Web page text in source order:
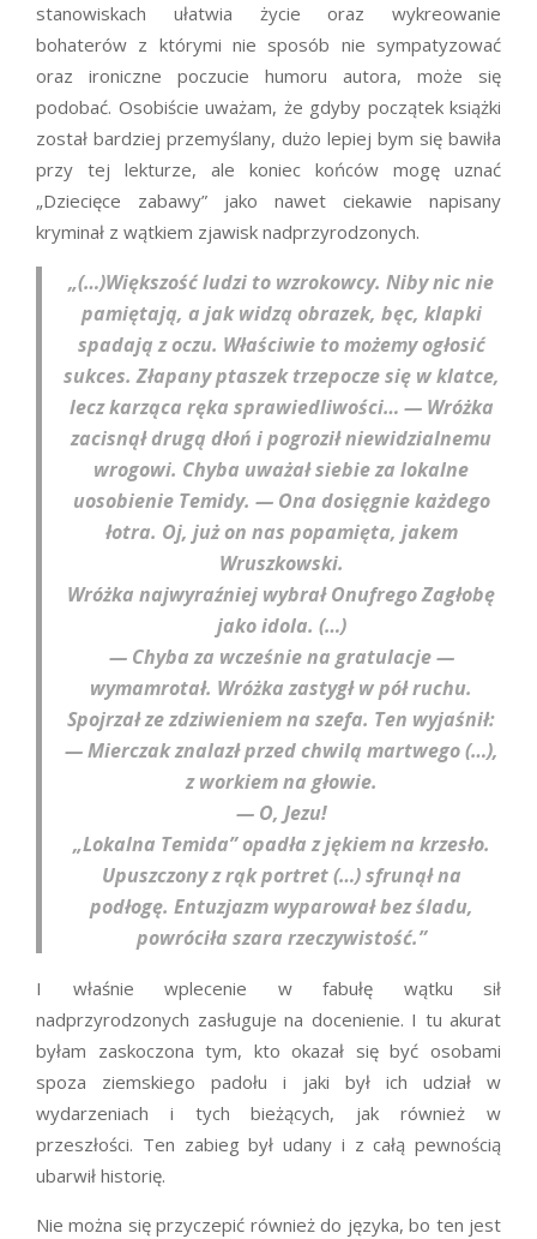
stanowiskach ułatwia życie oraz wykreowanie
bohaterów z którymi nie sposób nie sympatyzować
oraz ironiczne poczucie humoru autora, może się
podobać. Osobiście uważam, że gdyby początek książki
został bardziej przemyślany, dużo lepiej bym się bawiła
przy tej lekturze, ale koniec końców mogę uznać
„Dziecięce zabawy” jako nawet ciekawie napisany
kryminał z wątkiem zjawisk nadprzyrodzonych.
„(…)Większość ludzi to wzrokowcy. Niby nic nie
pamiętają, a jak widzą obrazek, bęc, klapki
spadają z oczu. Właściwie to możemy ogłosić
sukces. Złapany ptaszek trzepocze się w klatce,
lecz karząca ręka sprawiedliwości… — Wróżka
zacisnął drugą dłoń i pogroził niewidzialnemu
wrogowi. Chyba uważał siebie za lokalne
uosobienie Temidy. — Ona dosięgnie każdego
łotra. Oj, już on nas popamięta, jakem
Wruszkowski.
Wróżka najwyraźniej wybrał Onufrego Zagłobę
jako idola. (…)
— Chyba za wcześnie na gratulacje —
wymamrotał. Wróżka zastygł w pół ruchu.
Spojrzał ze zdziwieniem na szefa. Ten wyjaśnił:
— Mierczak znalazł przed chwilą martwego (…),
z workiem na głowie.
— O, Jezu!
„Lokalna Temida” opadła z jękiem na krzesło.
Upuszczony z rąk portret (…) sfrunął na
podłogę. Entuzjazm wyparował bez śladu,
powróciła szara rzeczywistość.”
I właśnie wplecenie w fabułę wątku sił
nadprzyrodzonych zasługuje na docenienie. I tu akurat
byłam zaskoczona tym, kto okazał się być osobami
spoza ziemskiego padołu i jaki był ich udział w
wydarzeniach i tych bieżących, jak również w
przeszłości. Ten zabieg był udany i z całą pewnością
ubarwił historię.
Nie można się przyczepić również do języka, bo ten jest